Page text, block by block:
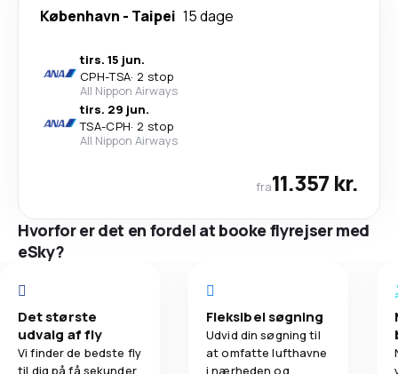
København - Taipei 15 dage
tirs. 15 jun.
CPH-TSA· 2 stop
All Nippon Airways
tirs. 29 jun.
TSA-CPH· 2 stop
All Nippon Airways
fra11.357 kr.
Hvorfor er det en fordel at booke flyrejser med
eSky?
Det største
udvalg af fly
Vi finder de bedste fly
til dig på få sekunder
Fleksibel søgning
Udvid din søgning til
at omfatte lufthavne
i nærheden og